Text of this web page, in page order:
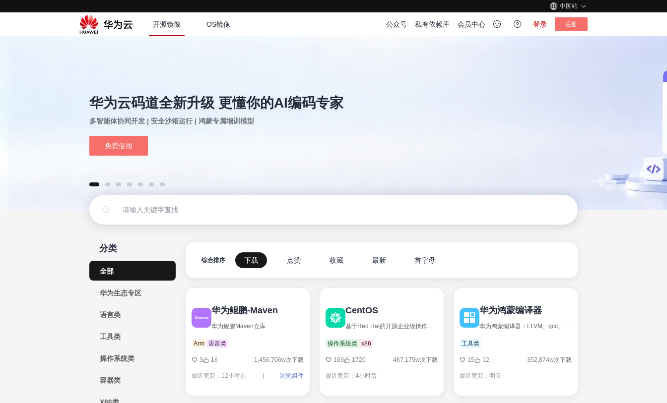
中国站
开源镜像 OS镜像 公众号 私有依赖库 会员中心 登录 注册
华为云码道全新升级 更懂你的AI编码专家
多智能体协同开发 | 安全沙箱运行 | 鸿蒙专属增训模型
免费使用
分类
全部
华为生态专区
语言类
工具类
操作系统类
容器类
综合排序 下载 点赞 收藏 最新 首字母
华为鲲鹏-Maven
华为鲲鹏Maven仓库
Arm 语言类
3 16 1,456,706w次下载
最近更新：12小时前 浏览组件
CentOS
基于Red Hat的开源企业级操作系统（Linux发行版）
操作系统类 x86
169 1720 467,175w次下载
最近更新：4小时后
华为鸿蒙编译器
华为鸿蒙编译器：LLVM、gcc、sysroot、hc_gen、gn、ninja
工具类
15 12 352,874w次下载
最近更新：明天